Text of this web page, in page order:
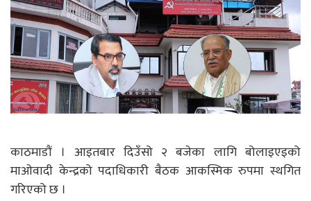
काठमाडाैं । आइतबार दिउँसो २ बजेका लागि बोलाइएइको
माओवादी केन्द्रको पदाधिकारी बैठक आकस्मिक रुपमा स्थगित
गरिएको छ ।